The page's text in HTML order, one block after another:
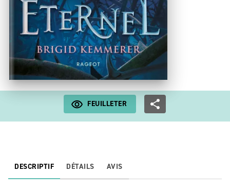
FEUILLETER
DESCRIPTIF DÉTAILS AVIS